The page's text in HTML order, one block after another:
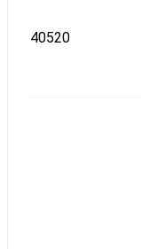
40520